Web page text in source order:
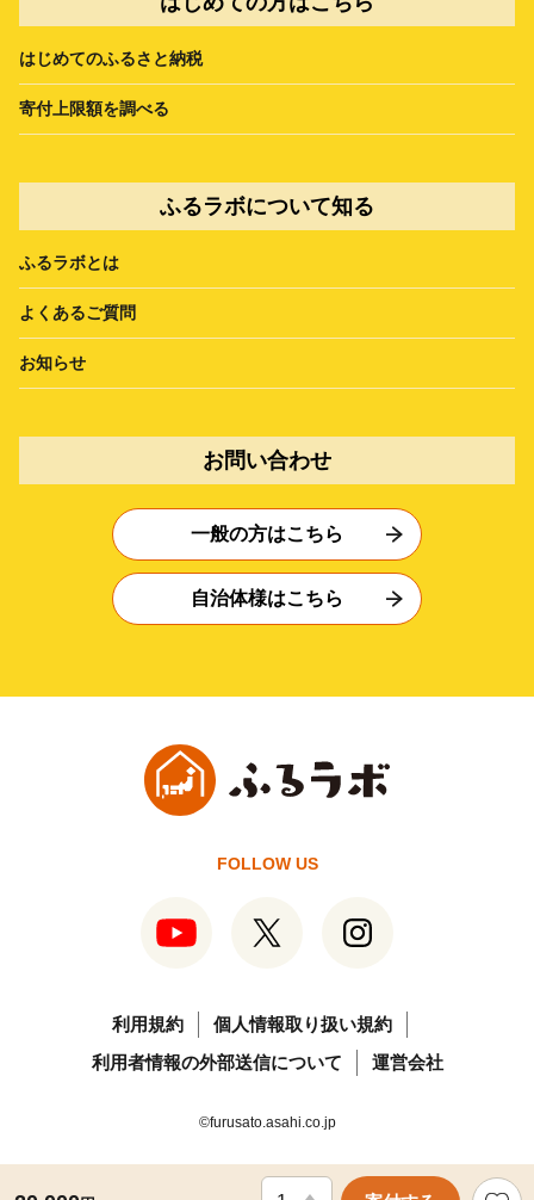
はじめてのふるさと納税
寄付上限額を調べる
ふるラボについて知る
ふるラボとは
よくあるご質問
お知らせ
お問い合わせ
一般の方はこちら
自治体様はこちら
FOLLOW US
利用規約
個人情報取り扱い規約
利用者情報の外部送信について
運営会社
©furusato.asahi.co.jp